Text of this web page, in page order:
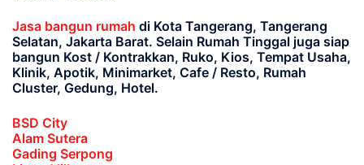
Jasa bangun rumah di Kota Tangerang, Tangerang
Selatan, Jakarta Barat. Selain Rumah Tinggal juga siap
bangun Kost / Kontrakkan, Ruko, Kios, Tempat Usaha,
Klinik, Apotik, Minimarket, Cafe / Resto, Rumah
Cluster, Gedung, Hotel.
BSD City
Alam Sutera
Gading Serpong